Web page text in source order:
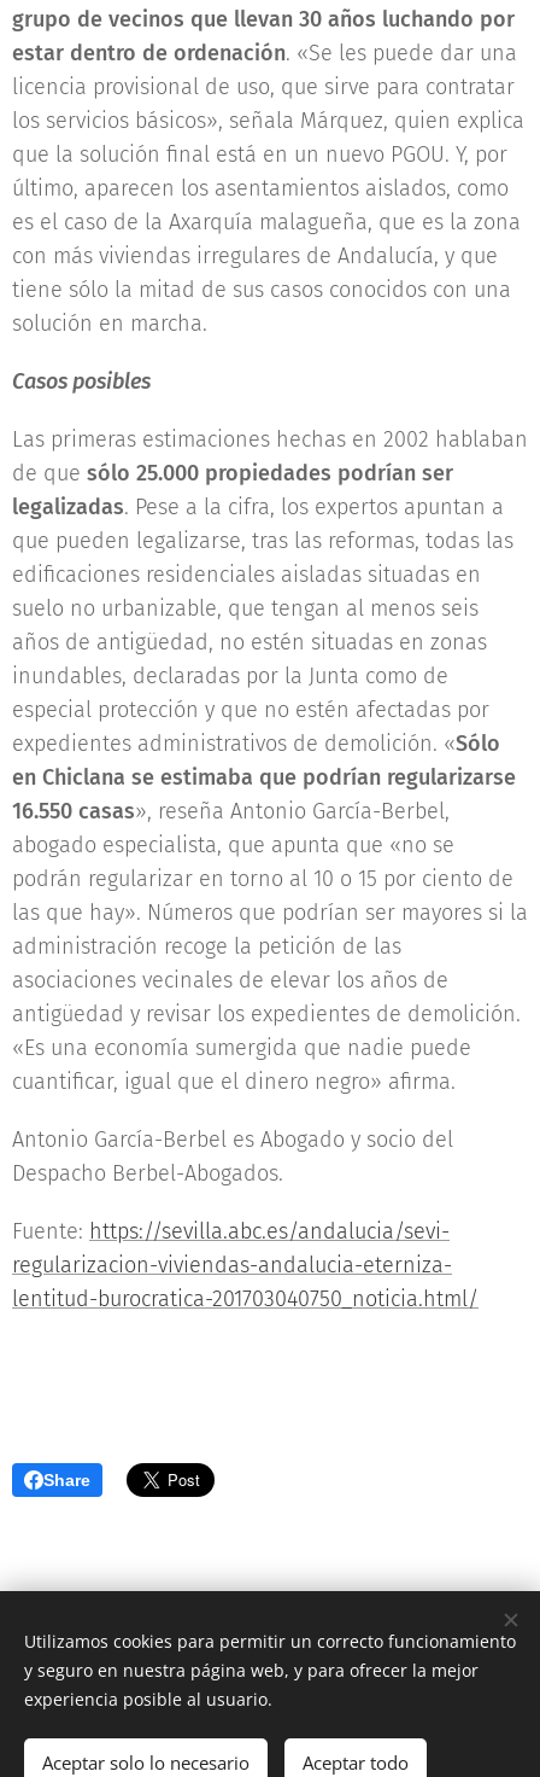
grupo de vecinos que llevan 30 años luchando por
estar dentro de ordenación. «Se les puede dar una
licencia provisional de uso, que sirve para contratar
los servicios básicos», señala Márquez, quien explica
que la solución final está en un nuevo PGOU. Y, por
último, aparecen los asentamientos aislados, como
es el caso de la Axarquía malagueña, que es la zona
con más viviendas irregulares de Andalucía, y que
tiene sólo la mitad de sus casos conocidos con una
solución en marcha.
Casos posibles
Las primeras estimaciones hechas en 2002 hablaban
de que sólo 25.000 propiedades podrían ser
legalizadas. Pese a la cifra, los expertos apuntan a
que pueden legalizarse, tras las reformas, todas las
edificaciones residenciales aisladas situadas en
suelo no urbanizable, que tengan al menos seis
años de antigüedad, no estén situadas en zonas
inundables, declaradas por la Junta como de
especial protección y que no estén afectadas por
expedientes administrativos de demolición. «Sólo
en Chiclana se estimaba que podrían regularizarse
16.550 casas», reseña Antonio García-Berbel,
abogado especialista, que apunta que «no se
podrán regularizar en torno al 10 o 15 por ciento de
las que hay». Números que podrían ser mayores si la
administración recoge la petición de las
asociaciones vecinales de elevar los años de
antigüedad y revisar los expedientes de demolición.
«Es una economía sumergida que nadie puede
cuantificar, igual que el dinero negro» afirma.
Antonio García-Berbel es Abogado y socio del
Despacho Berbel-Abogados.
Fuente: https://sevilla.abc.es/andalucia/sevi-
regularizacion-viviendas-andalucia-eterniza-
lentitud-burocratica-201703040750_noticia.html/
Share
PROTECCIÓN DE DATOS PERSONALES
AVISO LEGAL
Cookies
Español
English
Utilizamos cookies para permitir un correcto funcionamiento
y seguro en nuestra página web, y para ofrecer la mejor
experiencia posible al usuario.
Aceptar solo lo necesario Aceptar todo